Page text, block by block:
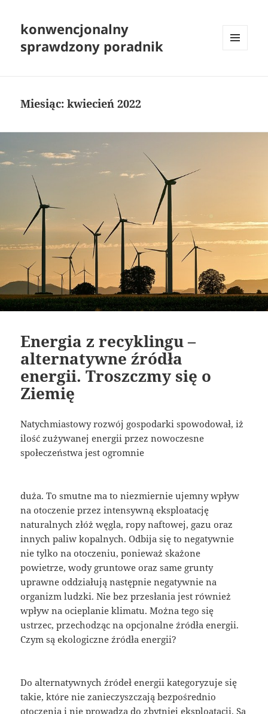
konwencjonalny
sprawdzony poradnik
Miesiąc:kwiecień 2022
Energia z recyklingu –
alternatywne źródła
energii. Troszczmy się o
Ziemię
Natychmiastowy rozwój gospodarki spowodował, iż
ilość zużywanej energii przez nowoczesne
społeczeństwa jest ogromnie
duża. To smutne ma to niezmiernie ujemny wpływ
na otoczenie przez intensywną eksploatację
naturalnych złóż węgla, ropy naftowej, gazu oraz
innych paliw kopalnych. Odbija się to negatywnie
nie tylko na otoczeniu, ponieważ skażone
powietrze, wody gruntowe oraz same grunty
uprawne oddziałują następnie negatywnie na
organizm ludzki. Nie bez przesłania jest również
wpływ na ocieplanie klimatu. Można tego się
ustrzec, przechodząc na opcjonalne źródła energii.
Czym są ekologiczne źródła energii?
Do alternatywnych źródeł energii kategoryzuje się
takie, które nie zanieczyszczają bezpośrednio
otoczenia i nie prowadzą do zbytniej eksploatacji. Są